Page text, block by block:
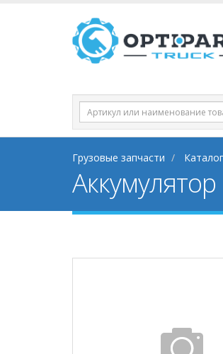
Грузовые запчасти